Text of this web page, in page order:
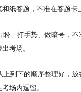
纸答题，不准在答题卡
、打手势、做暗号，
考场。
到下的顺序整理好，放
场内逗留。